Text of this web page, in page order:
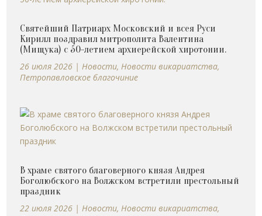
Святейший Патриарх Московский и всея Руси
Кирилл поздравил митрополита Валентина
(Мищука) с 50-летием архиерейской хиротонии.
26 июля 2026 |Новости,Новости викариатства,
Петропавловское благочиние
В храме святого благоверного князя Андрея
Боголюбского на Волжском встретили престольный
праздник
22 июля 2026 |Новости,Новости викариатства,